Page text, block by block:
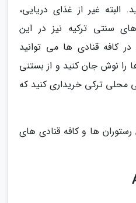
غیر از غذای دریایی،
سنتی ترکیه نیز در این
کافه قنادی ها می توانید
را نوش جان کنید و از بستنی
ترکی خریداری کنید که
رستوران ها و کافه قنادی های